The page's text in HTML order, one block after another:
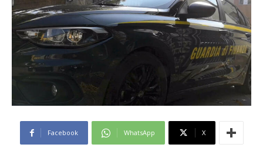
Facebook WhatsApp X